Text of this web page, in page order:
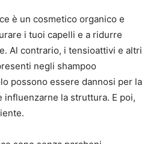
è un cosmetico organico e
i tuoi capelli e a ridurre
Al contrario, i tensioattivi e altri
negli shampoo
possono essere dannosi per la
influenzarne la struttura. E poi,